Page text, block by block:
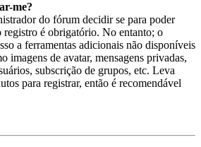
me?
do fórum decidir se para poder
registro é obrigatório. No entanto; o
a ferramentas adicionais não disponíveis
imagens de avatar, mensagens privadas,
subscrição de grupos, etc. Leva
para registrar, então é recomendável